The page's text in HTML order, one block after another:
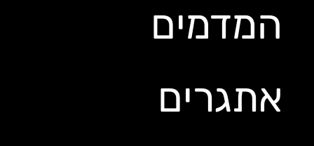
המדמים
אתגרים